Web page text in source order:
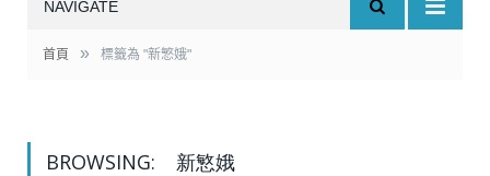
NAVIGATE
首頁 » 標籤為 "新慜娥"
BROWSING: 新慜娥